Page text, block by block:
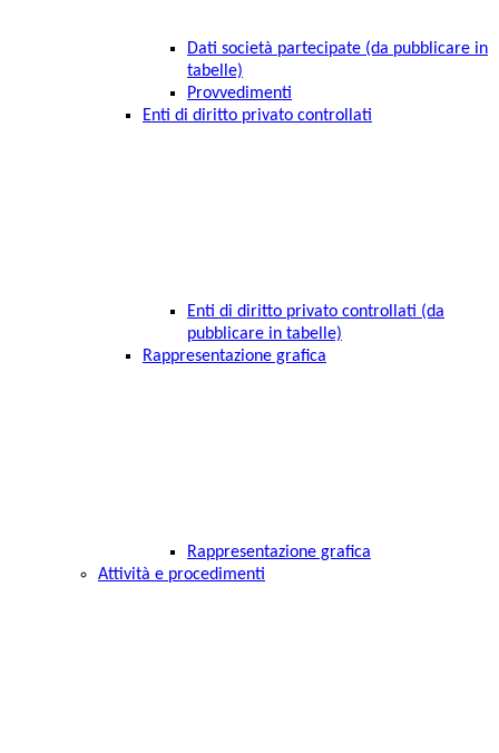
Dati società partecipate (da pubblicare in
tabelle)
Provvedimenti
Enti di diritto privato controllati
Enti di diritto privato controllati (da
pubblicare in tabelle)
Rappresentazione grafica
Rappresentazione grafica
Attività e procedimenti